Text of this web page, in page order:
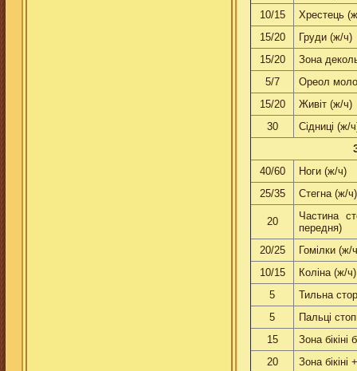
10/15
Хрестець
15/20
Груди (ж/ч)
15/20
Зона
5/7
Ореол
15/20
Живiт (ж/ч)
30
Сiдницi (ж/
40/60
Ноги (ж/ч)
25/35
Стегна (ж/ч)
20
Частина
передня)
20/25
Гомiлки (ж/
10/15
Колiна (ж/ч)
5
Тильна
5
Пальцi
15
Зона бiкiнi
20
Зона бiкiнi